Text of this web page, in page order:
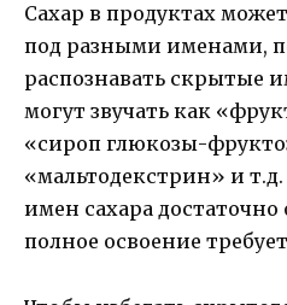
Сахар в продуктах
под разными именами,
распознавать скрытые
могут звучать как
«сироп глюкозы-
«мальтодекстрин» и
имен сахара
полное освоение